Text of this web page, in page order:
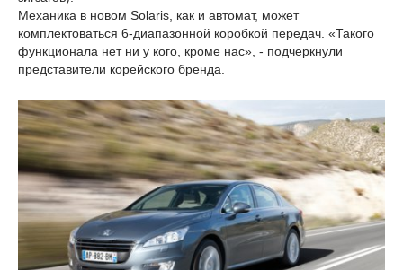
Механика в новом Solaris, как и автомат, может
комплектоваться 6-диапазонной коробкой передач. «Такого
функционала нет ни у кого, кроме нас», - подчеркнули
представители корейского бренда.